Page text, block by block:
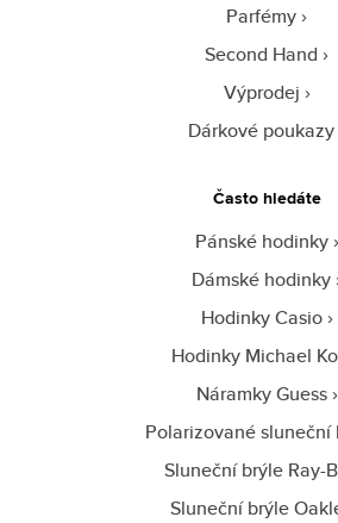
Parfémy
Second Hand
Výprodej
Dárkové poukazy
Často hledáte
Pánské hodinky
Dámské hodinky
Hodinky Casio
Hodinky Michael
Náramky Guess
Polarizované sluneční
Sluneční brýle Ray-
Sluneční brýle